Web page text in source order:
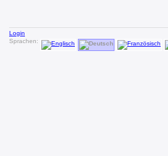
Login
Sprachen: